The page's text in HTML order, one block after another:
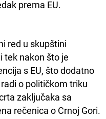
prema EU.
red u skupštini
tek nakon što je
s EU, što dodatno
o političkom triku
zaključaka sa
rečenica o Crnoj Gori.